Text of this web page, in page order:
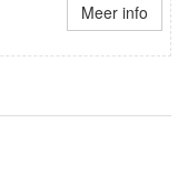
Meer info